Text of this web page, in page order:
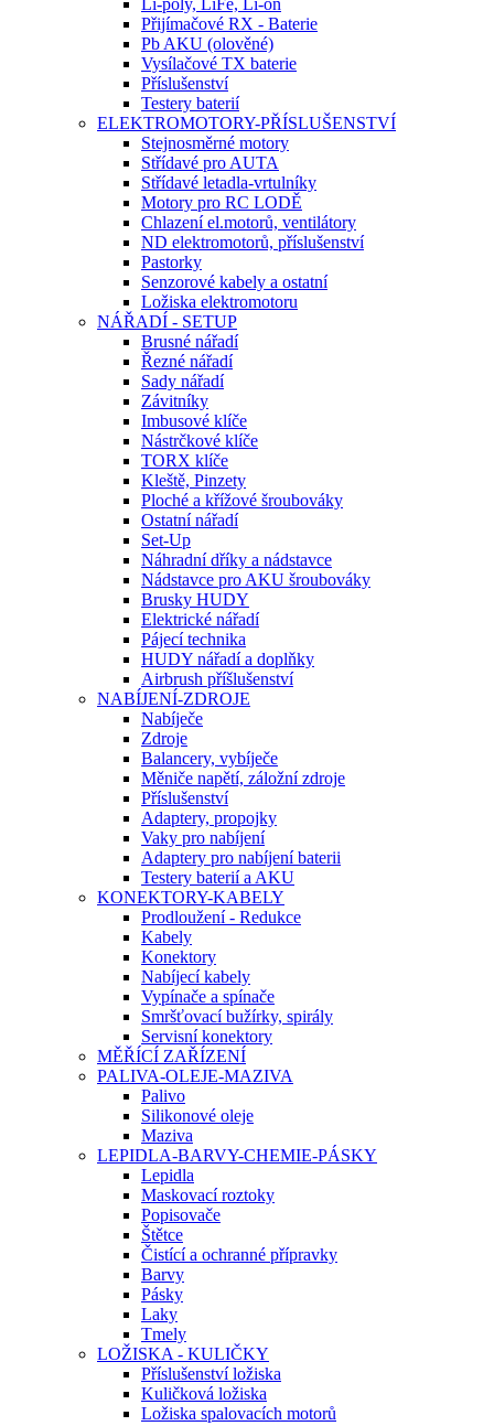
Li-poly, LiFe, Li-on
Přijímačové RX - Baterie
Pb AKU (olověné)
Vysílačové TX baterie
Příslušenství
Testery baterií
ELEKTROMOTORY-PŘÍSLUŠENSTVÍ
Stejnosměrné motory
Střídavé pro AUTA
Střídavé letadla-vrtulníky
Motory pro RC LODĚ
Chlazení el.motorů, ventilátory
ND elektromotorů, příslušenství
Pastorky
Senzorové kabely a ostatní
Ložiska elektromotoru
NÁŘADÍ - SETUP
Brusné nářadí
Řezné nářadí
Sady nářadí
Závitníky
Imbusové klíče
Nástrčkové klíče
TORX klíče
Kleště, Pinzety
Ploché a křížové šroubováky
Ostatní nářadí
Set-Up
Náhradní dříky a nádstavce
Nádstavce pro AKU šroubováky
Brusky HUDY
Elektrické nářadí
Pájecí technika
HUDY nářadí a doplňky
Airbrush příšlušenství
NABÍJENÍ-ZDROJE
Nabíječe
Zdroje
Balancery, vybíječe
Měniče napětí, záložní zdroje
Příslušenství
Adaptery, propojky
Vaky pro nabíjení
Adaptery pro nabíjení baterii
Testery baterií a AKU
KONEKTORY-KABELY
Prodloužení - Redukce
Kabely
Konektory
Nabíjecí kabely
Vypínače a spínače
Smršťovací bužírky, spirály
Servisní konektory
MĚŘÍCÍ ZAŘÍZENÍ
PALIVA-OLEJE-MAZIVA
Palivo
Silikonové oleje
Maziva
LEPIDLA-BARVY-CHEMIE-PÁSKY
Lepidla
Maskovací roztoky
Popisovače
Štětce
Čistící a ochranné přípravky
Barvy
Pásky
Laky
Tmely
LOŽISKA - KULIČKY
Příslušenství ložiska
Kuličková ložiska
Ložiska spalovacích motorů